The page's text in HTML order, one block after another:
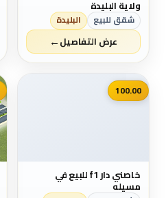
ولاية البليدة
شقق للبيع البليدة
عرض التفاصيل←
📷
100.00
خاصني دار f1 للبيع في
مسيله